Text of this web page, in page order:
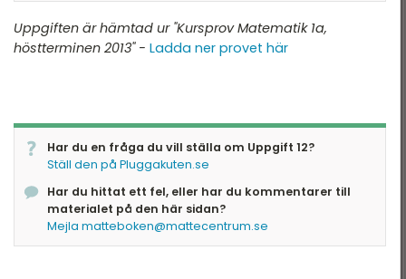
90 meter.”
Uppgiften är hämtad ur "Kursprov Matematik 1a,
höstterminen 2013" - Ladda ner provet här
Har du en fråga du vill ställa om Uppgift 12?
Ställ den på Pluggakuten.se
Har du hittat ett fel, eller har du kommentarer till
materialet på den här sidan?
Mejla matteboken@mattecentrum.se